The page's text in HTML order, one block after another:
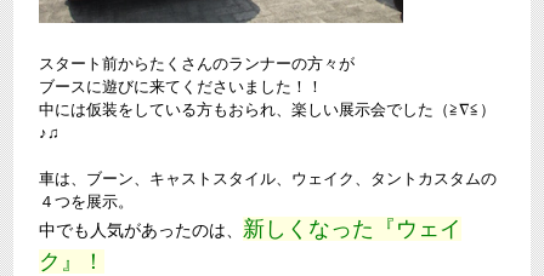
スタート前からたくさんのランナーの方々が
ブースに遊びに来てくださいました！！
中には仮装をしている方もおられ、楽しい展示会でした（≧∇≦）
♪♫
車は、ブーン、キャストスタイル、ウェイク、タントカスタムの
４つを展示。
中でも人気があったのは、 新しくなった『ウェイ
ク』！